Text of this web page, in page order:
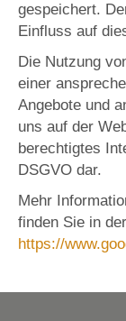
gespeichert.
Einfluss auf
Die Nutzung
einer
Angebote und
uns auf der
berechtigtes
DSGVO dar.
Mehr
finden Sie in
https://